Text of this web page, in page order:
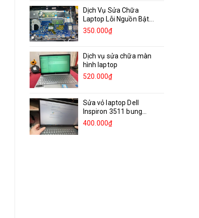
Dịch Vụ Sửa Chữa
Laptop Lỗi Nguồn Bật...
350.000₫
Dịch vụ sửa chữa màn
hình laptop
520.000₫
Sửa vỏ laptop Dell
Inspiron 3511 bung
bản...
400.000₫